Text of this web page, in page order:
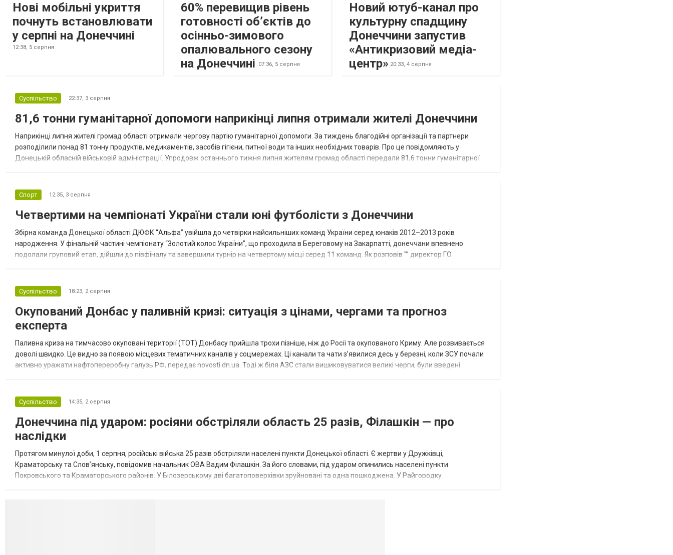
Нові мобільні укриття
почнуть встановлювати
у серпні на Донеччині
12:38, 5 серпня
60% перевищив рівень
готовності об’єктів до
осінньо-зимового
опалювального сезону
на Донеччині
07:36, 5 серпня
Новий ютуб-канал про
культурну спадщину
Донеччини запустив
«Антикризовий медіа-
центр» 20:33, 4 серпня
Суспільство 22:37, 3 серпня
81,6 тонни гуманітарної допомоги наприкінці липня отримали жителі Донеччини
Наприкінці липня жителі громад області отримали чергову партію гуманітарної допомоги. За тиждень благодійні організації та партнери
розподілили понад 81 тонну продуктів, медикаментів, засобів гігієни, питної води та інших необхідних товарів. Про це повідомляють у
Донецькій обласній військовій адміністрації. Упродовж останнього тижня липня жителям громад області передали 81,6 тонни гуманітарної
Спорт 12:35, 3 серпня
Четвертими на чемпіонаті України стали юні футболісти з Донеччини
Збірна команда Донецької області ДЮФК “Альфа” увійшла до четвірки найсильніших команд України серед юнаків 2012–2013 років
народження. У фінальній частині чемпіонату “Золотий колос України”, що проходила в Береговому на Закарпатті, донеччани впевнено
подолали груповий етап, дійшли до півфіналу та завершили турнір на четвертому місці серед 11 команд. Як розповів “” директор ГО
Суспільство 18:23, 2 серпня
Окупований Донбас у паливній кризі: ситуація з цінами, чергами та прогноз
експерта
Паливна криза на тимчасово окуповані території (ТОТ) Донбасу прийшла трохи пізніше, ніж до Росії та окупованого Криму. Але розвивається
доволі швидко. Це видно за появою місцевих тематичних каналів у соцмережах. Ці канали та чати з’явилися десь у березні, коли ЗСУ почали
активно уражати нафтопереробну галузь РФ, передає novosti.dn.ua. Тоді ж біля АЗС стали вишиковуватися великі черги, були введені
Суспільство 14:35, 2 серпня
Донеччина під ударом: росіяни обстріляли область 25 разів, Філашкін — про
наслідки
Протягом минулої доби, 1 серпня, російські війська 25 разів обстріляли населені пункти Донецької області. Є жертви у Дружківці,
Краматорську та Слов’янську, повідомив начальник ОВА Вадим Філашкін. За його словами, під ударом опинились населені пункти
Покровського та Краматорського районів. У Білозерському дві багатоповерхівки зруйновані та одна пошкоджена. У Райгородку